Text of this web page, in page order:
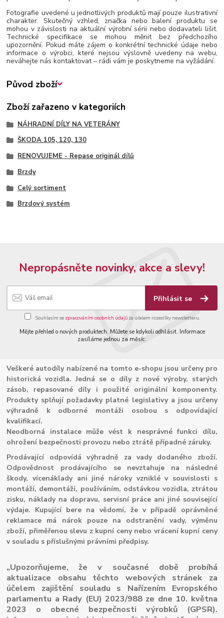
Fotografie uvedené u jednotlivých produktů mají pouze ilustrativní
charakter. Skutečný vzhled, značka nebo balení produktu se
mohou v závislosti na aktuální výrobní sérii nebo dodavateli lišit.
Technické specifikace se mohou měnit bez předchozího
upozornění. Pokud máte zájem o konkrétní technické údaje nebo
informace o výrobci, které nejsou výslovně uvedeny na webu,
neváhejte nás kontaktovat – rádi vám je poskytneme na vyžádání.
Původ zboží
Zboží zařazeno v kategoriích
NÁHRADNÍ DÍLY NA VETERÁNY
ŠKODA 105, 120, 130
RENOVUJEME - Repase originál dílů
Brzdy
Celý sortiment
Brzdový systém
Nepropásněte novinky, akce a slevy!
Přihlásit se
Souhlasím se zpracováním osobních údajůza účelem rozesílky newsletteru.
Mějte přehled o nových produktech. Můžete se kdykoli odhlásit. Informace
zasíláme jednou za měsíc.
Veškeré autodíly nabízené na tomto e-shopu jsou určeny pro
historická vozidla. Jedná se o díly z nové výroby, starých
zásob, repasované díly i použité originální komponenty.
Produkty splňují požadavky platné legislativy a jsou určeny
výhradně k odborné montáži osobou s odpovídající
kvalifikací.
Neodborná instalace může vést k nesprávné funkci dílu,
ohrožení bezpečnosti provozu nebo ztrátě případné záruky.
Prodávající odpovídá výhradně za vady dodaného zboží.
Odpovědnost prodávajícího se nevztahuje na následné
škody, vícenáklady ani jiné nároky vzniklé v souvislosti s
montáží, demontáží, používáním, odstávkou vozidla, ztrátou
zisku, náklady na dopravu, servisní práce ani jiné související
výdaje. Kupující bere na vědomí, že v případě oprávněné
reklamace má nárok pouze na odstranění vady, výměnu
zboží, přiměřenou slevu z kupní ceny nebo vrácení kupní ceny
v souladu s příslušnými právními předpisy.
„Upozorňujeme, že v současné době probíhá
aktualizace obsahu těchto webových stránek za
účelem zajištění souladu s Nařízením Evropského
parlamentu a Rady (EU) 2023/988 ze dne 10. května
2023 o obecné bezpečnosti výrobků (GPSR).